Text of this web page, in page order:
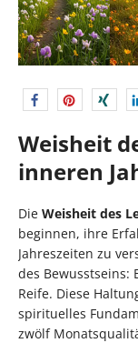
Weisheit
inneren
Die Weisheit des
beginnen, ihre
Jahreszeiten zu
des Bewusstseins:
Reife. Diese
spirituelles
zwölf